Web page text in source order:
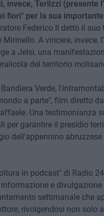
invece, Terlizzi (presente
fiori" per la sua
Federico II dettò il
A vincere, invece,
a Jelsi, una
del territorio
Verde,
a parte", film diretto
Una testimonianza
per garantire il presidio
dell'appennino
in podcast" di Radio
e
settimanale che
rivolgendosi non